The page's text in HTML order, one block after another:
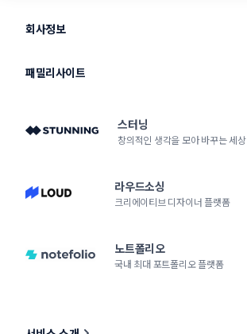
회사정보
패밀리사이트
스터닝
창의적인 생각을 모아 바꾸는 세상
라우드소싱
크리에이티브 디자이너 플랫폼
노트폴리오
국내 최대 포트폴리오 플랫폼